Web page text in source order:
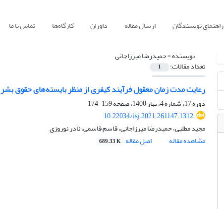
راهنمای نویسندگان ارسال مقاله داوران کارگاه‌ها تماس با ما
نویسنده =حمیدرضا میرزاجانی
تعداد مقالات: 1
رعایت مدت زمان معقول فرآیند کیفری از منظر بایسته‌های حقوق بشر
دوره 17، شماره 4، بهار 1400، صفحه
159-174
10.22034/isj.2021.261147.1312
مجید مطلبی، حمیدرضا میرزاجانی، قاسم قاسمی، نادر نوروزی
مشاهده مقاله
اصل مقاله 689.33 K